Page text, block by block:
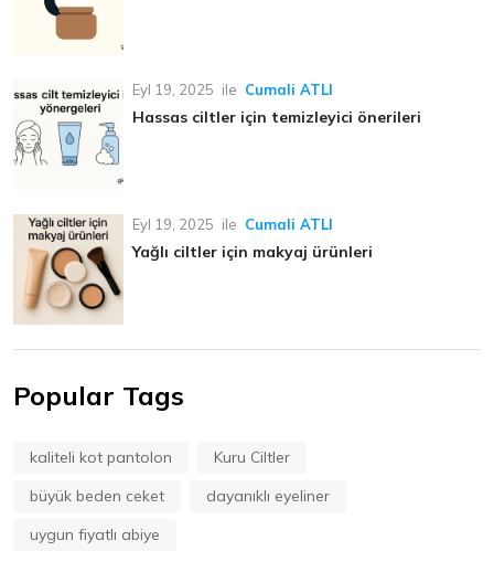
Eyl 19, 2025 ile Cumali ATLI
Hassas ciltler için temizleyici önerileri
Eyl 19, 2025 ile Cumali ATLI
Yağlı ciltler için makyaj ürünleri
Popular Tags
kaliteli kot pantolon
Kuru Ciltler
büyük beden ceket
dayanıklı eyeliner
uygun fiyatlı abiye